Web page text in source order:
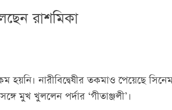
রাশমিকা
হয়নি। নারীবিদ্বেষীর তকমাও পেয়েছে
মুখ খুললেন পর্দার ‘গীতাঞ্জলী’।